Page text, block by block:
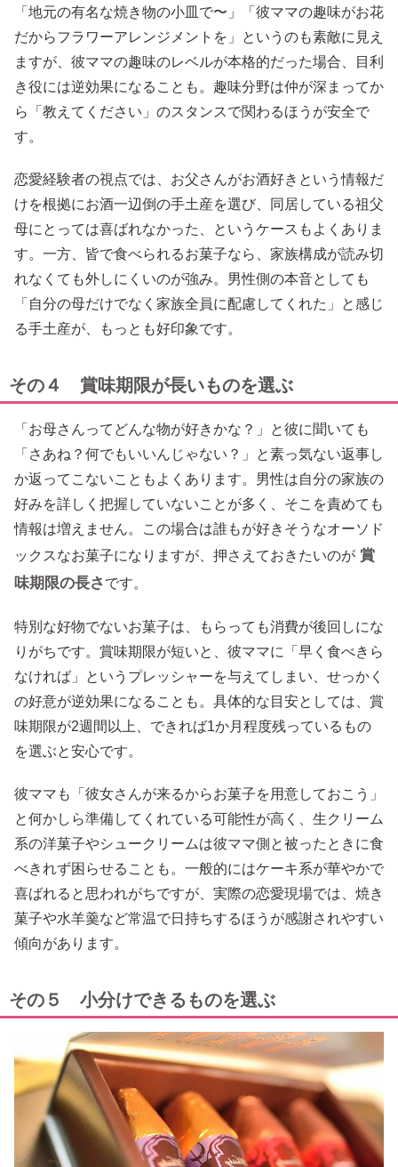
「地元の有名な焼き物の小皿で〜」「彼ママの趣味がお花
だからフラワーアレンジメントを」というのも素敵に見え
ますが、彼ママの趣味のレベルが本格的だった場合、目利
き役には逆効果になることも。趣味分野は仲が深まってか
ら「教えてください」のスタンスで関わるほうが安全で
す。
恋愛経験者の視点では、お父さんがお酒好きという情報だ
けを根拠にお酒一辺倒の手土産を選び、同居している祖父
母にとっては喜ばれなかった、というケースもよくありま
す。一方、皆で食べられるお菓子なら、家族構成が読み切
れなくても外しにくいのが強み。男性側の本音としても
「自分の母だけでなく家族全員に配慮してくれた」と感じ
る手土産が、もっとも好印象です。
その４ 賞味期限が長いものを選ぶ
「お母さんってどんな物が好きかな？」と彼に聞いても
「さあね？何でもいいんじゃない？」と素っ気ない返事し
か返ってこないこともよくあります。男性は自分の家族の
好みを詳しく把握していないことが多く、そこを責めても
情報は増えません。この場合は誰もが好きそうなオーソド
ックスなお菓子になりますが、押さえておきたいのが 賞
味期限の長さ です。
特別な好物でないお菓子は、もらっても消費が後回しにな
りがちです。賞味期限が短いと、彼ママに「早く食べきら
なければ」というプレッシャーを与えてしまい、せっかく
の好意が逆効果になることも。具体的な目安としては、賞
味期限が2週間以上、できれば1か月程度残っているもの
を選ぶと安心です。
彼ママも「彼女さんが来るからお菓子を用意しておこう」
と何かしら準備してくれている可能性が高く、生クリーム
系の洋菓子やシュークリームは彼ママ側と被ったときに食
べきれず困らせることも。一般的にはケーキ系が華やかで
喜ばれると思われがちですが、実際の恋愛現場では、焼き
菓子や水羊羹など常温で日持ちするほうが感謝されやすい
傾向があります。
その５ 小分けできるものを選ぶ